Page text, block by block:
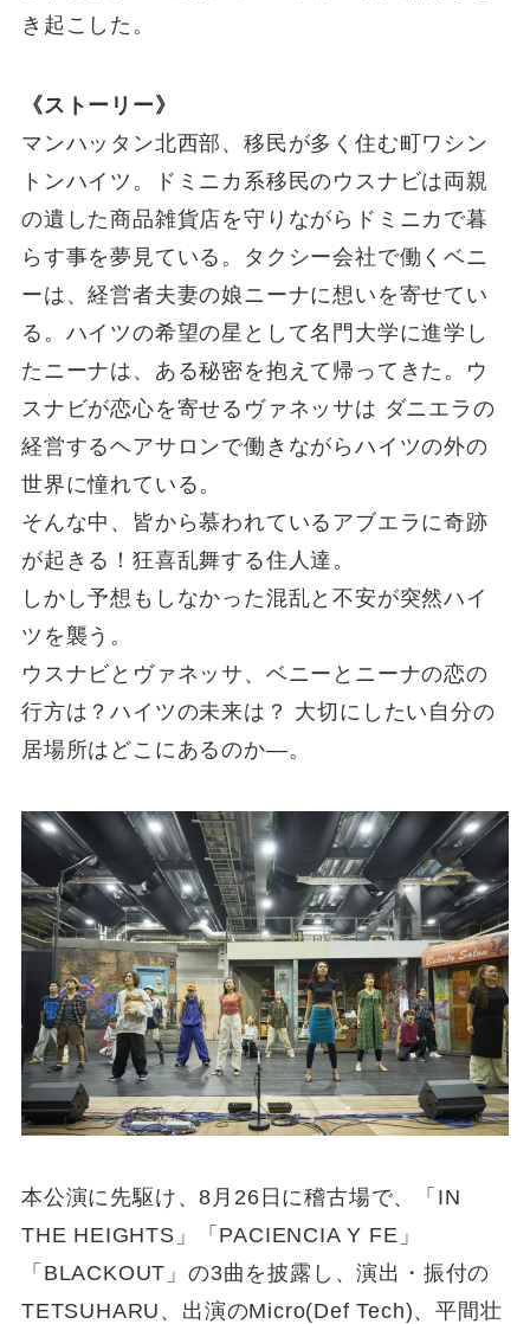
き起こした。
《ストーリー》
マンハッタン北西部、移民が多く住む町ワシン
トンハイツ。ドミニカ系移民のウスナビは両親
の遺した商品雑貨店を守りながらドミニカで暮
らす事を夢見ている。タクシー会社で働くベニ
ーは、経営者夫妻の娘ニーナに想いを寄せてい
る。ハイツの希望の星として名門大学に進学し
たニーナは、ある秘密を抱えて帰ってきた。ウ
スナビが恋心を寄せるヴァネッサは ダニエラの
経営するヘアサロンで働きながらハイツの外の
世界に憧れている。
そんな中、皆から慕われているアブエラに奇跡
が起きる！狂喜乱舞する住人達。
しかし予想もしなかった混乱と不安が突然ハイ
ツを襲う。
ウスナビとヴァネッサ、ベニーとニーナの恋の
行方は？ハイツの未来は？ 大切にしたい自分の
居場所はどこにあるのか―。
本公演に先駆け、8月26日に稽古場で、「IN
THE HEIGHTS」「PACIENCIA Y FE」
「BLACKOUT」の3曲を披露し、演出・振付の
TETSUHARU、出演のMicro(Def Tech)、平間壮